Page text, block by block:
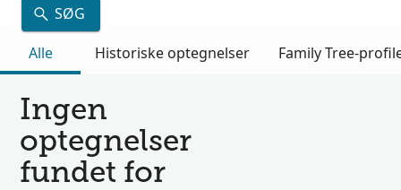
SØG
Alle
Historiske optegnelser Family Tree-
Ingen
optegnelser
fundet for